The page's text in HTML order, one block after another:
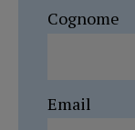
Cognome
Email